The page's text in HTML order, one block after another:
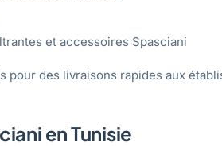
et accessoires Spasciani
pour des livraisons rapides aux
en Tunisie